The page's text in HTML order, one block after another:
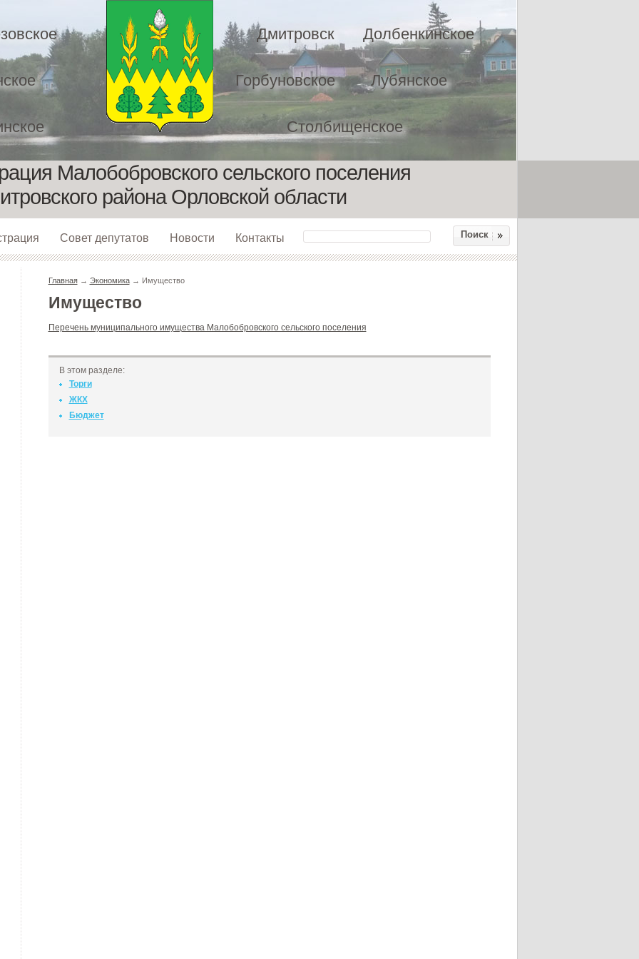
Дмитровск Долбенкинское
Горбуновское Лубянское
Столбищенское
Совет депутатов Новости Контакты
Малобобровского сельского поселения
района Орловской области
Поиск
Главная→ Экономика→ Имущество
Имущество
Перечень муниципального имущества Малобобровского сельского поселения
В этом разделе:
Торги
ЖКХ
Бюджет